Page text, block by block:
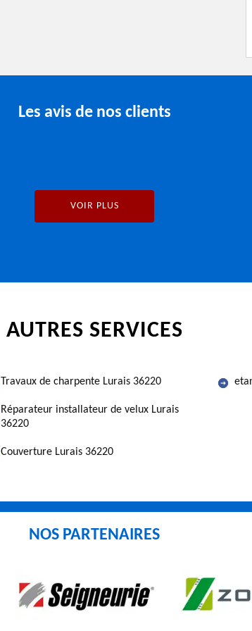
Les avis de nos clients
VOIR PLUS
AUTRES SERVICES
Travaux de charpente Lurais 36220
Réparateur installateur de velux Lurais
36220
Couverture Lurais 36220
NOS PARTENAIRES